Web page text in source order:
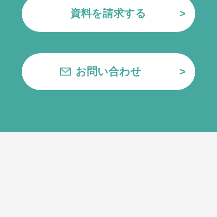
資料を請求する
お問い合わせ